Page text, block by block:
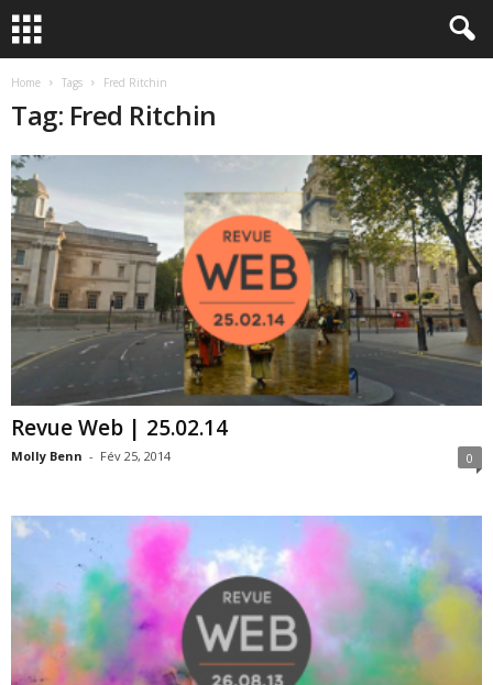
Home Tags Fred Ritchin
Tag: Fred Ritchin
Revue Web | 25.02.14
Molly Benn - Fév 25, 2014 0